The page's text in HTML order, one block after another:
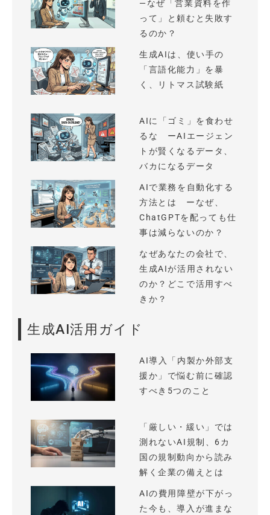
—なぜ「営業資料を作
って」と頼むと失敗す
るのか？
生成AIは、使い手の
「言語化能力」を暴
く、リトマス試験紙
AIに「ゴミ」を食わせ
るな ーAIエージェン
トが賢くなるデータ、
バカになるデータ
AIで業務を自動化する
方法とは ーなぜ、
ChatGPTを配っても仕
事は減らないのか？
なぜあなたの会社で、
生成AIが活用されない
のか？どこで活用すべ
きか？
生成AI活用ガイド
AI導入「内製か外部支
援か」で悩む前に確認
すべき5つのこと
「厳しい・緩い」では
測れないAI規制、6カ
国の規制動向から読み
解く企業の備えとは
AIの費用障壁が下がっ
た今も、導入が進まな